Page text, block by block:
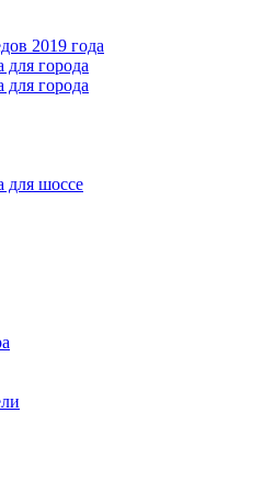
2019 года
города
города
для шоссе